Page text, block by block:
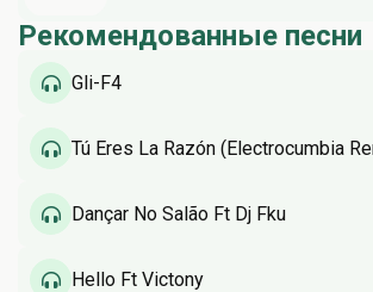
Рекомендованные песни
Gli-F4
Tú Eres La Razón (Electrocumbia
Dançar No Salão Ft Dj Fku
Hello Ft Victony